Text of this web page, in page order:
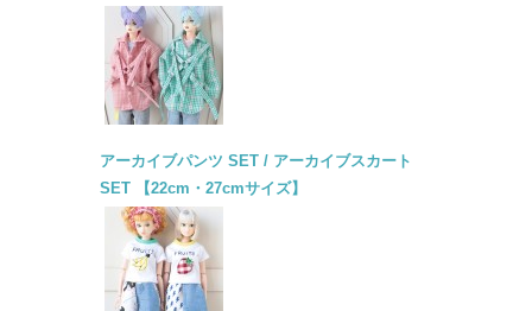
アーカイブパンツ SET / アーカイブスカート
SET 【22cm・27cmサイズ】